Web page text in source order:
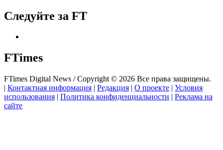
Следуйте за FT
FTimes
FTimes Digital News / Copyright © 2026 Все права защищены.
| Контактная информация | Редакция | О проекте | Условия
использования | Политика конфиденциальности | Реклама на
сайте